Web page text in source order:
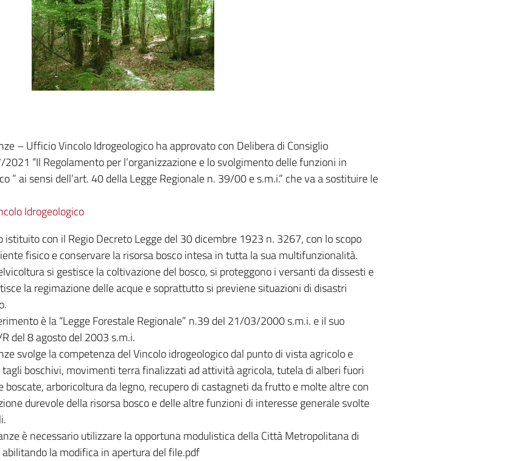
– Ufficio Vincolo Idrogeologico ha approvato con Delibera di Consiglio
“Il Regolamento per l’organizzazione e lo svolgimento delle funzioni in
” ai sensi dell’art. 40 della Legge Regionale n. 39/00 e s.m.i.” che va a sostituire le
Idrogeologico
istituito con il Regio Decreto Legge del 30 dicembre 1923 n. 3267, con lo scopo
fisico e conservare la risorsa bosco intesa in tutta la sua multifunzionalità.
si gestisce la coltivazione del bosco, si proteggono i versanti da dissesti e
la regimazione delle acque e soprattutto si previene situazioni di disastri
è la “Legge Forestale Regionale” n.39 del 21/03/2000 s.m.i. e il suo
del 8 agosto del 2003 s.m.i.
svolge la competenza del Vincolo idrogeologico dal punto di vista agricolo e
boschivi, movimenti terra finalizzati ad attività agricola, tutela di alberi fuori
arboricoltura da legno, recupero di castagneti da frutto e molte altre con
durevole della risorsa bosco e delle altre funzioni di interesse generale svolte
è necessario utilizzare la opportuna modulistica della Città Metropolitana di
la modifica in apertura del file.pdf